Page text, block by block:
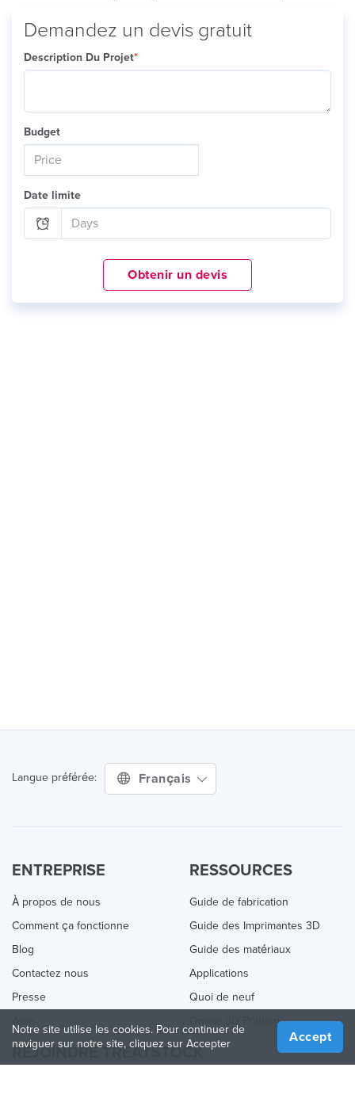
Demandez un devis gratuit
Description Du Projet*
Budget
Date limite
Obtenir un devis
Langue préférée: Français
ENTREPRISE
À propos de nous
Comment ça fonctionne
Blog
Contactez nous
Presse
RESSOURCES
Guide de fabrication
Guide des Imprimantes 3D
Guide des matériaux
Applications
Quoi de neuf
Online 3D Printing
REJOINDRE TREATSTOCK
Notre site utilise les cookies. Pour continuer de
naviguer sur notre site, cliquez sur Accepter
Accept